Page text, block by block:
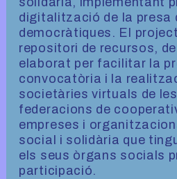
digitalització de la presa
democràtiques. El
repositori de recursos,
elaborat per facilitar la
convocatòria i la
societàries virtuals de
federacions de
empreses i
social i solidària que
els seus òrgans socials
participació.